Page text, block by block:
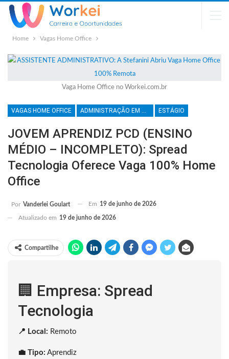
Home Vagas Home Office
Vaga Home Office no Workei.com.br
VAGAS HOME OFFICE ADMINISTRAÇÃO EM GERAL ESTÁGIO
JOVEM APRENDIZ PCD (ENSINO
MÉDIO – INCOMPLETO): Spread
Tecnologia Oferece Vaga 100% Home
Office
Por Vanderlei Goulart Em 19 de junho de 2026
Atualizado em 19 de junho de 2026
Compartilhe
🏢 Empresa: Spread
Tecnologia
📍 Local: Remoto
💼 Tipo: Aprendiz